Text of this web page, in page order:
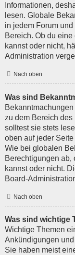
Informationen,
lesen. Globale
in jedem Forum
Bereich. Ob du
kannst oder nicht,
Administration
Nach oben
Was sind
zu dem Bereich
solltest sie stets
oben auf jeder
Wie bei globalen
Berechtigungen ab,
kannst oder nicht.
Board-
Nach oben
Was sind wichtige
Wichtige Themen
Ankündigungen
Sie haben meist